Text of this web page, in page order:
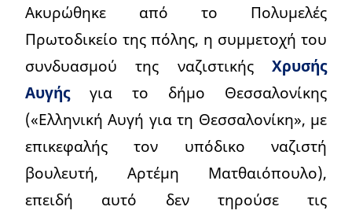
Ακυρώθηκε από το Πολυμελές
Πρωτοδικείο της πόλης, η συμμετοχή του
συνδυασμού της ναζιστικής Χρυσής
Αυγήςγια το δήμο Θεσσαλονίκης
(«Ελληνική Αυγή για τη Θεσσαλονίκη», με
επικεφαλής τον υπόδικο ναζιστή
βουλευτή, Αρτέμη Ματθαιόπουλο),
επειδή αυτό δεν τηρούσε τις